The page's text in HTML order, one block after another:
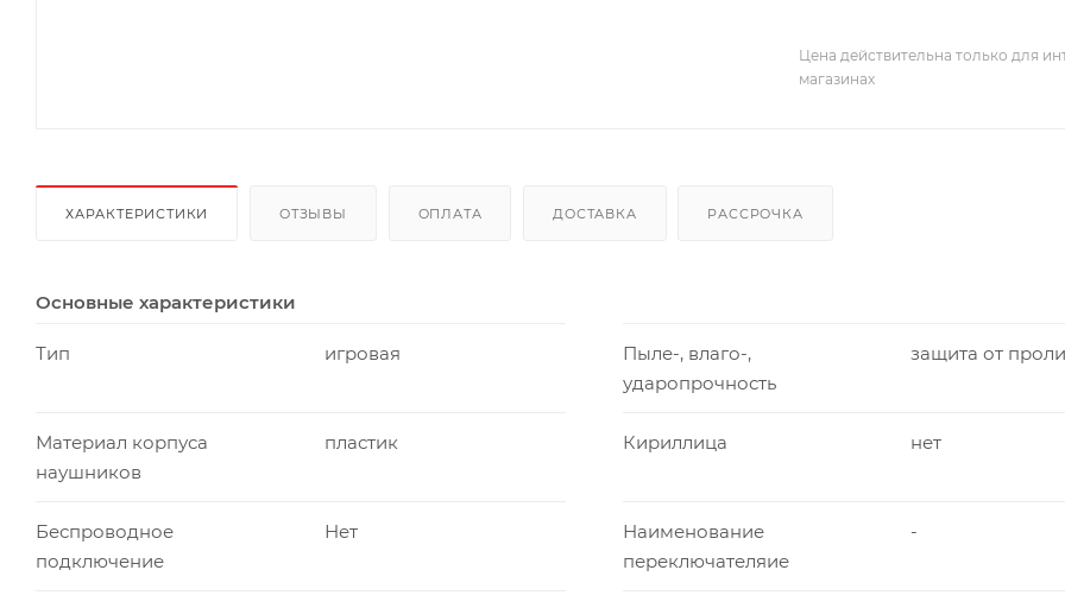
Цена действительна только для
магазинах
ХАРАКТЕРИСТИКИ ОТЗЫВЫ ОПЛАТА ДОСТАВКА РАССРОЧКА
Основные характеристики
Тип игровая
Пыле-, влаго-,
ударопрочность
защита от
Материал корпуса
наушников
пластик Кириллица нет
Беспроводное
подключение
Нет
Наименование
переключателяие
-